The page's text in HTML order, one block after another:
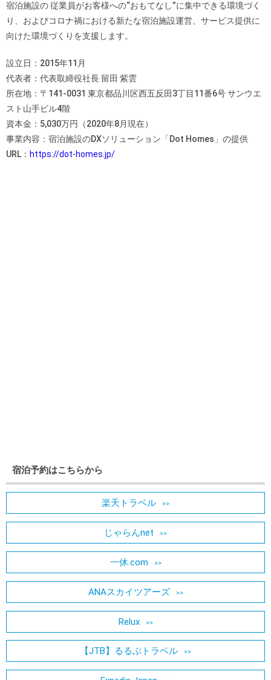
宿泊施設の 従業員がお客様への“おもてなし”に集中できる環境づく
り、およびコロナ禍における新たな宿泊施設運営、サービス提供に
向けた環境づくりを支援します。
設立日：2015年11月
代表者：代表取締役社長 留田 紫雲
所在地：〒141‐0031 東京都品川区西五反田3丁目11番6号 サンウエ
スト山手ビル4階
資本金：5,030万円（2020年8月現在）
事業内容：宿泊施設のDXソリューション「Dot Homes」の提供
URL： https://dot-homes.jp/
宿泊予約はこちらから
楽天トラベル
じゃらんnet
一休.com
ANAスカイツアーズ
Relux
【JTB】るるぶトラベル